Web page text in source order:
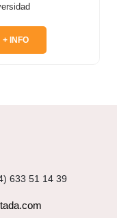
+ INFO
633 51 14 39